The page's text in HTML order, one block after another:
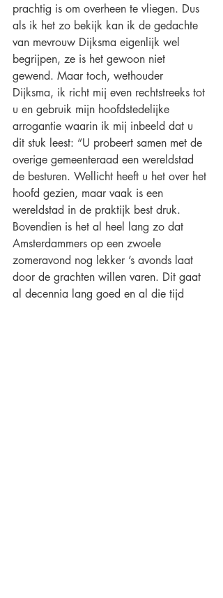
prachtig is om overheen te vliegen. Dus
als ik het zo bekijk kan ik de gedachte
van mevrouw Dijksma eigenlijk wel
begrijpen, ze is het gewoon niet
gewend. Maar toch, wethouder
Dijksma, ik richt mij even rechtstreeks tot
u en gebruik mijn hoofdstedelijke
arrogantie waarin ik mij inbeeld dat u
dit stuk leest: “U probeert samen met de
overige gemeenteraad een wereldstad
de besturen. Wellicht heeft u het over het
hoofd gezien, maar vaak is een
wereldstad in de praktijk best druk.
Bovendien is het al heel lang zo dat
Amsterdammers op een zwoele
zomeravond nog lekker ’s avonds laat
door de grachten willen varen. Dit gaat
al decennia lang goed en al die tijd